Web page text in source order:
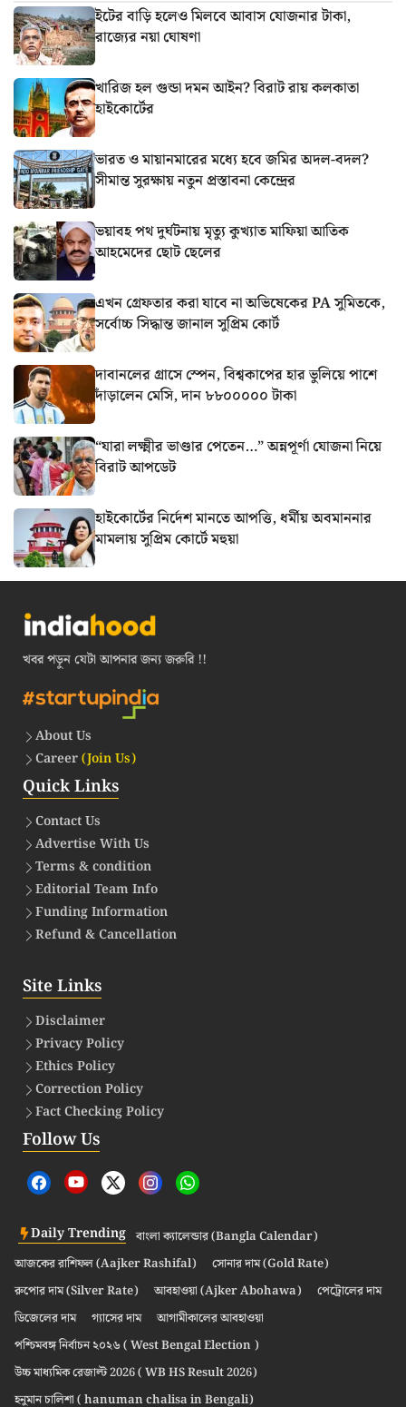
ইটের বাড়ি হলেও মিলবে আবাস যোজনার টাকা,
রাজ্যের নয়া ঘোষণা
খারিজ হল গুন্ডা দমন আইন? বিরাট রায় কলকাতা
হাইকোর্টের
ভারত ও মায়ানমারের মধ্যে হবে জমির অদল-বদল?
সীমান্ত সুরক্ষায় নতুন প্রস্তাবনা কেন্দ্রের
ভয়াবহ পথ দুর্ঘটনায় মৃত্যু কুখ্যাত মাফিয়া আতিক
আহমেদের ছোট ছেলের
এখন গ্রেফতার করা যাবে না অভিষেকের PA সুমিতকে,
সর্বোচ্চ সিদ্ধান্ত জানাল সুপ্রিম কোর্ট
দাবানলের গ্রাসে স্পেন, বিশ্বকাপের হার ভুলিয়ে পাশে
দাঁড়ালেন মেসি, দান ৮৮০০০০০ টাকা
“যারা লক্ষ্মীর ভাণ্ডার পেতেন…” অন্নপূর্ণা যোজনা নিয়ে
বিরাট আপডেট
হাইকোর্টের নির্দেশ মানতে আপত্তি, ধর্মীয় অবমাননার
মামলায় সুপ্রিম কোর্টে মহুয়া
খবর পড়ুন যেটা আপনার জন্য জরুরি !!
About Us
Career(Join Us)
Quick Links
Contact Us
Advertise With Us
Terms & condition
Editorial Team Info
Funding Information
Refund & Cancellation
Site Links
Disclaimer
Privacy Policy
Ethics Policy
Correction Policy
Fact Checking Policy
Follow Us
Daily Trending বাংলা ক্যালেন্ডার (Bangla Calendar)
আজকের রাশিফল (Aajker Rashifal)
সোনার দাম (Gold Rate)
রুপোর দাম (Silver Rate)
আবহাওয়া (Ajker Abohawa)
পেট্রোলের দাম
ডিজেলের দাম
গ্যাসের দাম
আগামীকালের আবহাওয়া
পশ্চিমবঙ্গ নির্বাচন ২০২৬ ( West Bengal Election )
উচ্চ মাধ্যমিক রেজাল্ট 2026 ( WB HS Result 2026)
হনুমান চালিশা ( hanuman chalisa in Bengali)